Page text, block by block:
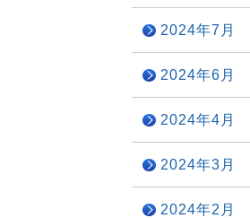
2024年7月
2024年6月
2024年4月
2024年3月
2024年2月